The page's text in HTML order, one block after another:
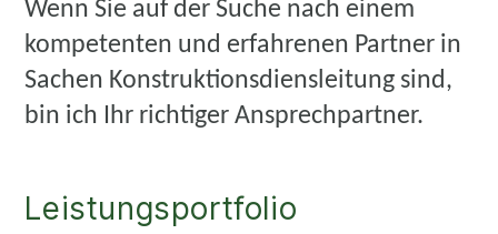
Wenn Sie auf der Suche nach einem
kompetenten und erfahrenen Partner in
Sachen Konstruktionsdiensleitung sind,
bin ich Ihr richtiger Ansprechpartner.
Leistungsportfolio